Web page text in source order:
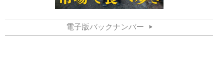
電子版バックナンバー